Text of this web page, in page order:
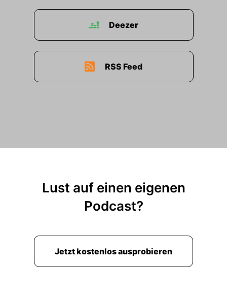
Deezer
RSS Feed
Lust auf einen eigenen
Podcast?
Jetzt kostenlos ausprobieren